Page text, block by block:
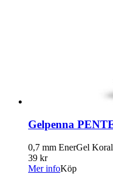
Gelpenna
0,7 mm EnerGel
39 kr
Mer infoKöp